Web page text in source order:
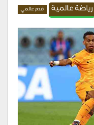
رياضة عالمية قدم عالمي